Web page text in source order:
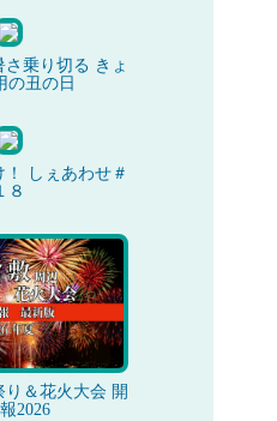
乗り切る きょ
の丑の日
しぇあわせ＃
８
＆花火大会 開
2026